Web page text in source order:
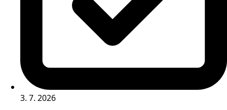
3. 7. 2026